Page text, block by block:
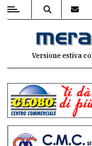
MENU
commenti
Contenuti
del
Versione estiva